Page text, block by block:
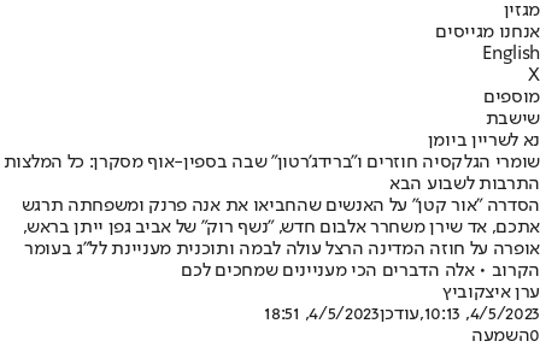
מגזין
אנחנו מגייסים
English
X
מוספים
שישבת
נא לשריין ביומן
שומרי הגלקסיה חוזרים ו"ברידג'רטון" שבה בספין-אוף מסקרן: כל המלצות
התרבות לשבוע הבא
הסדרה "אור קטן" על האנשים שהחביאו את אנה פרנק ומשפחתה תרגש
אתכם, אד שירן משחרר אלבום חדש, "נשף רוק" של אביב גפן ייתן בראש,
אופרה על חוזה המדינה הרצל עולה לבמה ותוכנית מעניינת לל"ג בעומר
הקרוב • אלה הדברים הכי מעניינים שמחכים לכם
ערן איצקוביץ
4/5/2023, 10:13
,עודכן4/5/2023, 18:51
0השמעה